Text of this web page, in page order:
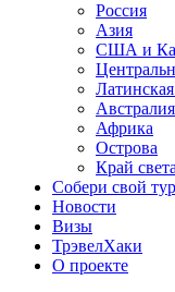
Россия
Азия
США и
Африка
Острова
Край света
Собери свой тур
Новости
Визы
ТрэвелХаки
О проекте